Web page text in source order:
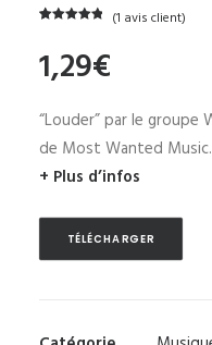
basé sur
notation
(1 avis client)
1,29€
“Louder” par le groupe
de Most Wanted Music.
+ Plus d’infos
TÉLÉCHARGER